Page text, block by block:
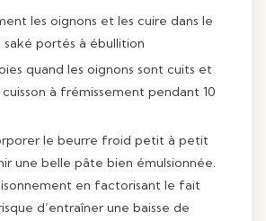
les oignons et les cuire dans le
portés à ébullition
quand les oignons sont cuits et
à frémissement pendant 10
le beurre froid petit à petit
une belle pâte bien émulsionnée.
en factorisant le fait
d’entraîner une baisse de